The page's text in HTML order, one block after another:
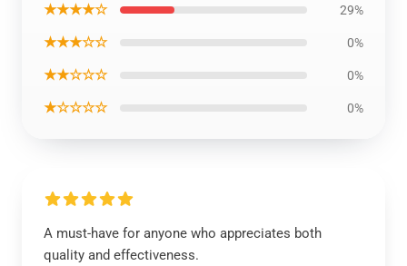
★★★★☆ 29%
★★★☆☆ 0%
★★☆☆☆ 0%
★☆☆☆☆ 0%
A must-have for anyone who appreciates both
quality and effectiveness.